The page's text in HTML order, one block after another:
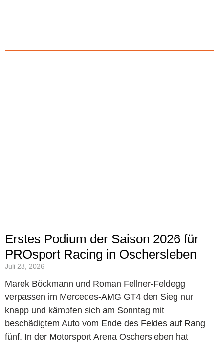
Erstes Podium der Saison 2026 für
PROsport Racing in Oschersleben
Juli 28, 2026
Marek Böckmann und Roman Fellner-Feldegg
verpassen im Mercedes-AMG GT4 den Sieg nur
knapp und kämpfen sich am Sonntag mit
beschädigtem Auto vom Ende des Feldes auf Rang
fünf. In der Motorsport Arena Oschersleben hat